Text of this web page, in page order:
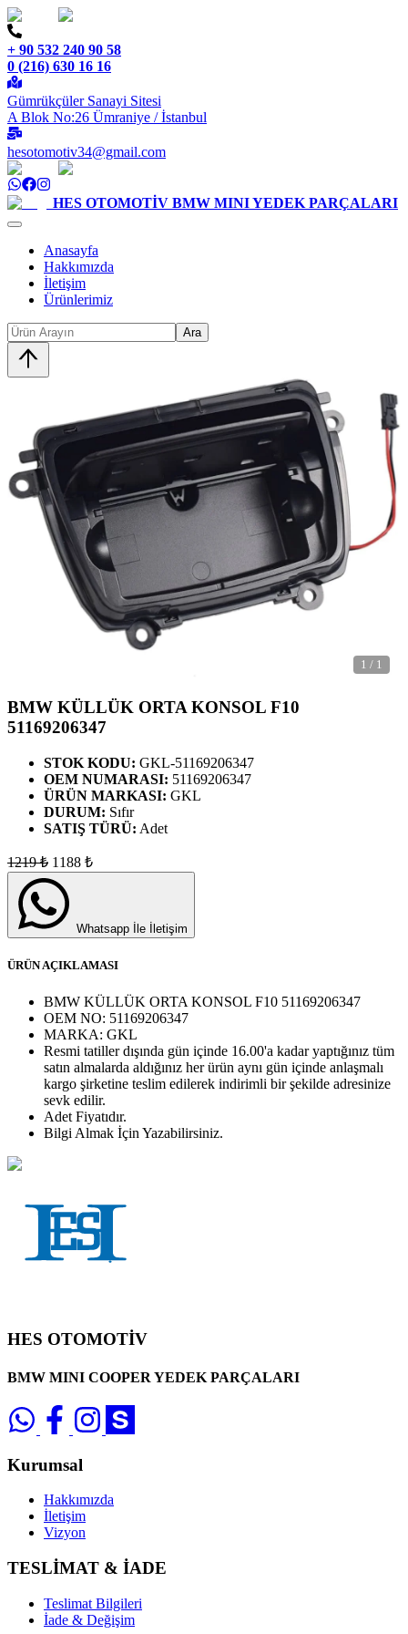
+ 90 532 240 90 58
0 (216) 630 16 16
Gümrükçüler Sanayi Sitesi
A Blok No:26 Ümraniye / İstanbul
hesotomotiv34@gmail.com
HES OTOMOTİV BMW MINI YEDEK PARÇALARI
Anasayfa
Hakkımızda
İletişim
Ürünlerimiz
Ara
1 / 1
BMW KÜLLÜK ORTA KONSOL F10
51169206347
STOK KODU: GKL-51169206347
OEM NUMARASI: 51169206347
ÜRÜN MARKASI: GKL
DURUM: Sıfır
SATIŞ TÜRÜ: Adet
1219₺ 1188 ₺
Whatsapp İle İletişim
ÜRÜN AÇIKLAMASI
BMW KÜLLÜK ORTA KONSOL F10 51169206347
OEM NO: 51169206347
MARKA: GKL
Resmi tatiller dışında gün içinde 16.00'a kadar yaptığınız tüm
satın almalarda aldığınız her ürün aynı gün içinde anlaşmalı
kargo şirketine teslim edilerek indirimli bir şekilde adresinize
sevk edilir.
Adet Fiyatıdır.
Bilgi Almak İçin Yazabilirsiniz.
HES OTOMOTİV
BMW MINI COOPER YEDEK PARÇALARI
Kurumsal
Hakkımızda
İletişim
Vizyon
TESLİMAT & İADE
Teslimat Bilgileri
İade & Değişim